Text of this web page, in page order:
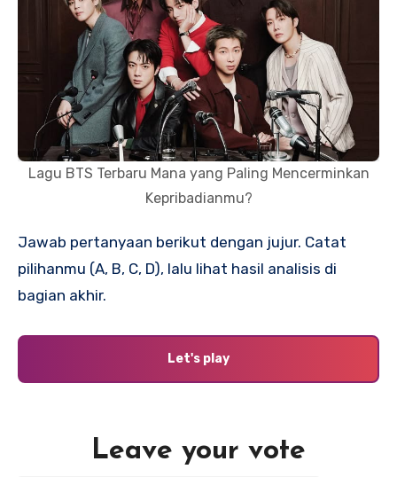
Lagu BTS Terbaru Mana yang Paling Mencerminkan
Kepribadianmu?
Jawab pertanyaan berikut dengan jujur. Catat
pilihanmu (A, B, C, D), lalu lihat hasil analisis di
bagian akhir.
Let's play
Leave your vote